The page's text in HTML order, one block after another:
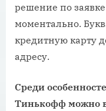
решение по
моментально.
кредитную карту
адресу.
Среди
Тинькофф можно